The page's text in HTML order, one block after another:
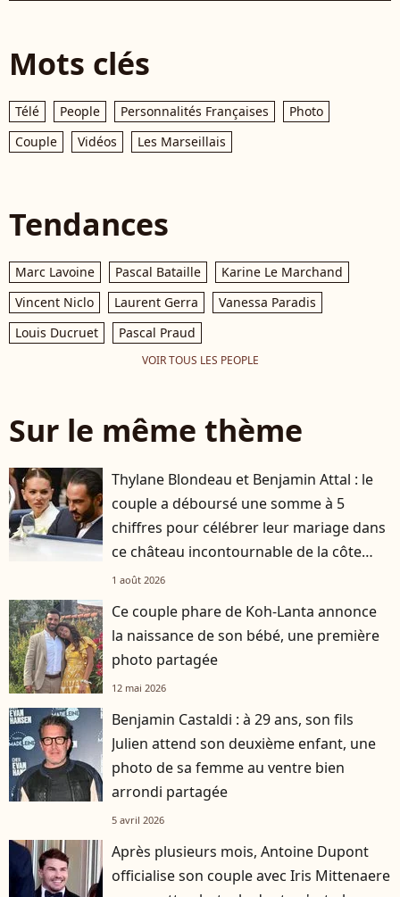
Mots clés
Télé People Personnalités Françaises
Photo
Couple
Vidéos Les Marseillais
Tendances
Marc Lavoine Pascal Bataille
Karine Le Marchand
Vincent Niclo
Laurent Gerra
Vanessa Paradis
Louis Ducruet
Pascal Praud
VOIR TOUS LES PEOPLE
Sur le même thème
Thylane Blondeau et Benjamin Attal : le
couple a déboursé une somme à 5
chiffres pour célébrer leur mariage dans
ce château incontournable de la côte
d'Azur
1 août 2026
Ce couple phare de Koh-Lanta annonce
la naissance de son bébé, une première
photo partagée
12 mai 2026
Benjamin Castaldi : à 29 ans, son fils
Julien attend son deuxième enfant, une
photo de sa femme au ventre bien
arrondi partagée
5 avril 2026
Après plusieurs mois, Antoine Dupont
officialise son couple avec Iris Mittenaere